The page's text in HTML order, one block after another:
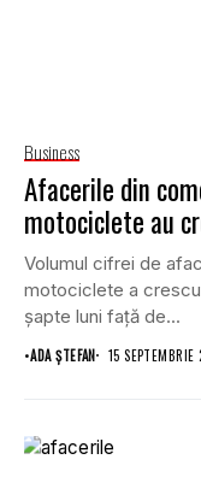
Business
Afacerile din
motociclete au
Volumul cifrei de
motociclete a
șapte luni faţă de...
•ADA ȘTEFAN 15 SEPTEMBRIE